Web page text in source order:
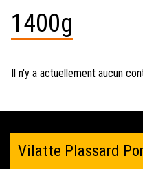
Vous
êtes
1400g
Il n'y a actuellement aucun
Vilatte Plassard